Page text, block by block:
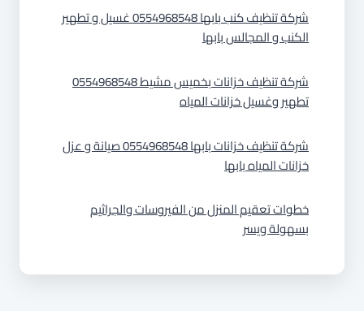
شركة تنظيف كنب بابها 0554968548 غسيل و تطهير
الكنب و المجالس بابها
شركة تنظيف خزانات بخميس مشيط 0554968548
تطهير وغسيل خزانات المياه
شركة تنظيف خزانات بابها 0554968548 صيانة و عزل
خزانات المياه بابها
خطوات تعقيم المنزل من الفيروسات والجراثيم
بسهولة ويسر